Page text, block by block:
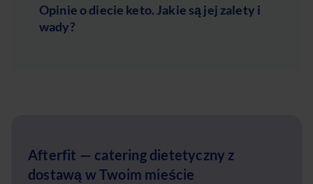
Opinie o diecie keto. Jakie są jej zalety i
wady?
Afterfit — catering dietetyczny z
dostawą w Twoim mieście